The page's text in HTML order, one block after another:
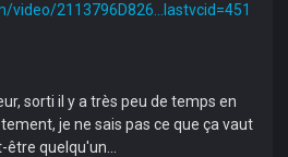
video/2113796D826...lastvcid=451
sorti il y a très peu de temps en
je ne sais pas ce que ça vaut
quelqu'un...